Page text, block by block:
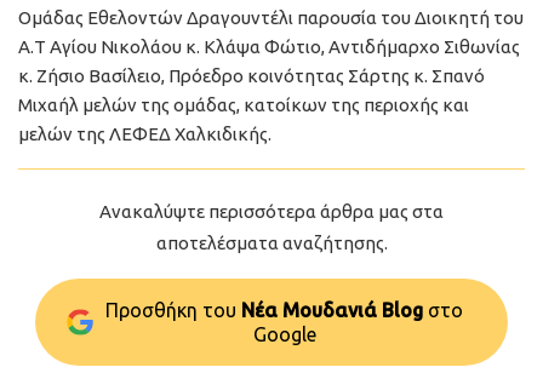
Ομάδας Εθελοντών Δραγουντέλι παρουσία του Διοικητή του
Α.Τ Αγίου Νικολάου κ. Κλάψα Φώτιο, Αντιδήμαρχο Σιθωνίας
κ. Ζήσιο Βασίλειο, Πρόεδρο κοινότητας Σάρτης κ. Σπανό
Μιχαήλ μελών της ομάδας, κατοίκων της περιοχής και
μελών της ΛΕΦΕΔ Χαλκιδικής.
Ανακαλύψτε περισσότερα άρθρα μας στα
αποτελέσματα αναζήτησης.
Προσθήκη του Νέα Μουδανιά Blog στo
Google